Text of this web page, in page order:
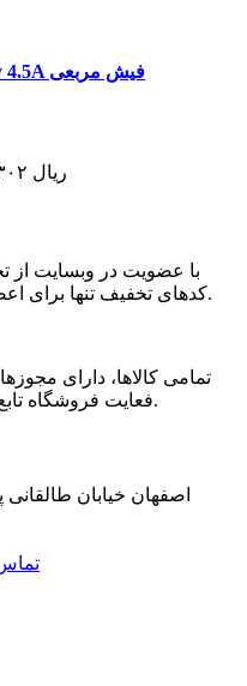
آداپتور لپ تاپ Lenovo 20v 4.5A فیش مربعی
۲۰,۷۳۶,۹۲۳ ریال
با عضویت در وبسایت از
کدهای تخفیف تنها برای اعضا گرانقدر وبسایت ارسال خواهد شد.
تمامی كالاها، دارای
فعایت فروشگاه تابع قوانين جمهوری اسلامی ايران است.
اصفهان خیابان